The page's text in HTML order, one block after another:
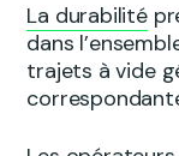
La durabilité
dans
trajets à vide